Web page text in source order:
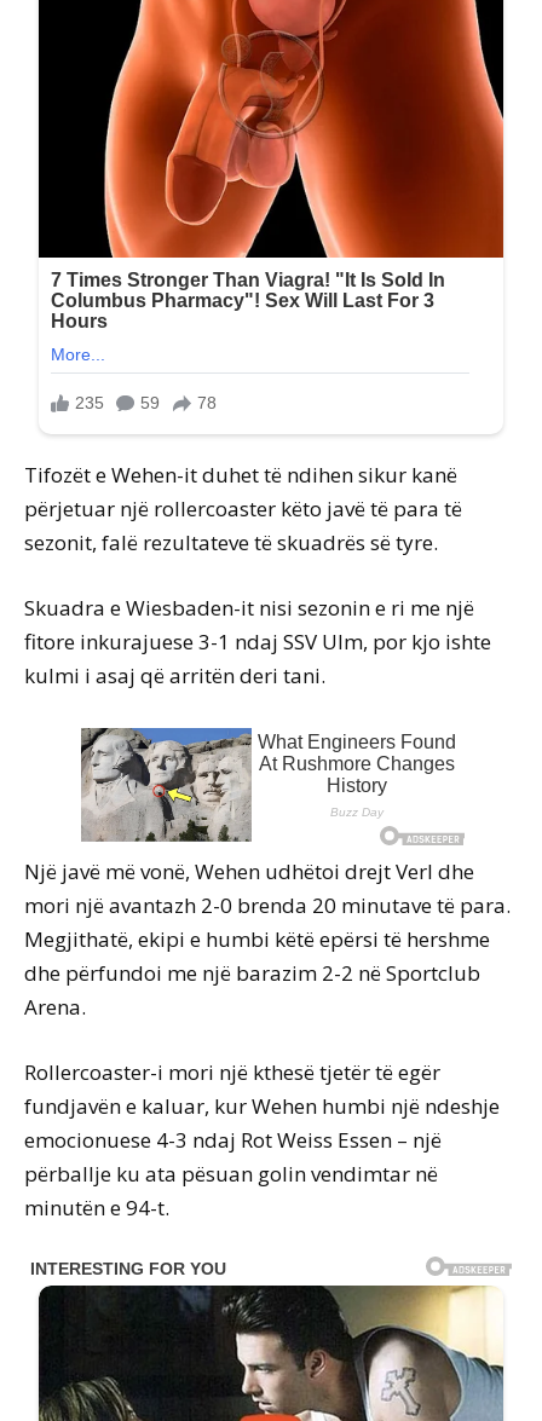
Tifozët e Wehen-it duhet të ndihen sikur kanë
përjetuar një rollercoaster këto javë të para të
sezonit, falë rezultateve të skuadrës së tyre.
Skuadra e Wiesbaden-it nisi sezonin e ri me një
fitore inkurajuese 3-1 ndaj SSV Ulm, por kjo ishte
kulmi i asaj që arritën deri tani.
Një javë më vonë, Wehen udhëtoi drejt Verl dhe
mori një avantazh 2-0 brenda 20 minutave të para.
Megjithatë, ekipi e humbi këtë epërsi të hershme
dhe përfundoi me një barazim 2-2 në Sportclub
Arena.
Rollercoaster-i mori një kthesë tjetër të egër
fundjavën e kaluar, kur Wehen humbi një ndeshje
emocionuese 4-3 ndaj Rot Weiss Essen – një
përballje ku ata pësuan golin vendimtar në
minutën e 94-t.